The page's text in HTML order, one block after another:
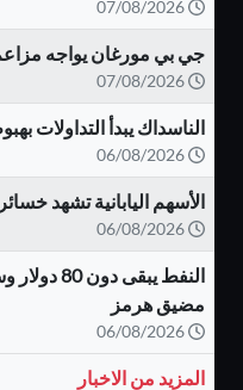
جي بي مورغان يواجه
الناسداك يبدأ التداولات
الأسهم اليابانية تشهد
النفط
مضيق هرمز
المزيد من الاخبار